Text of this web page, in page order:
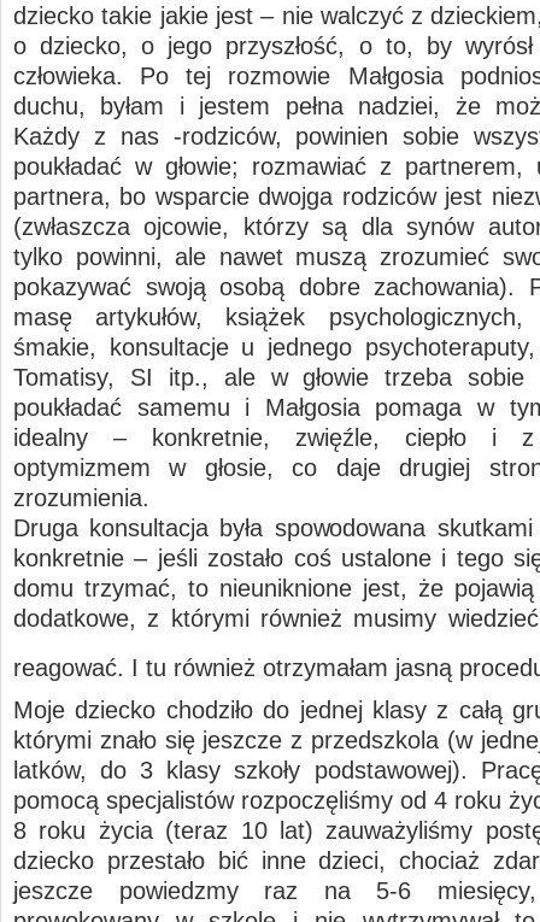
dziecko takie jakie jest – nie walczyć z
o dziecko, o jego przyszłość, o to, by
człowieka. Po tej rozmowie Małgosia
duchu, byłam i jestem pełna nadziei, że
Każdy z nas -rodziców, powinien sobie
poukładać w głowie; rozmawiać z partnerem,
partnera, bo wsparcie dwojga rodziców jest
(zwłaszcza ojcowie, którzy są dla synów
tylko powinni, ale nawet muszą zrozumieć
pokazywać swoją osobą dobre zachowania).
masę artykułów, książek
śmakie, konsultacje u jednego
Tomatisy, SI itp., ale w głowie trzeba sobie
poukładać samemu i Małgosia pomaga w
idealny – konkretnie, zwięźle, ciepło i z
optymizmem w głosie, co daje drugiej
zrozumienia.
Druga konsultacja była spowodowana
konkretnie – jeśli zostało coś ustalone i tego
domu trzymać, to nieuniknione jest, że
dodatkowe, z którymi również musimy
reagować. I tu również otrzymałam jasną
Moje dziecko chodziło do jednej klasy z całą
którymi znało się jeszcze z przedszkola (w
latków, do 3 klasy szkoły podstawowej).
pomocą specjalistów rozpoczęliśmy od 4 roku
8 roku życia (teraz 10 lat) zauważyliśmy
dziecko przestało bić inne dzieci, chociaż
jeszcze powiedzmy raz na 5-6